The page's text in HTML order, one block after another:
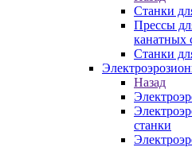
Станки
Прессы
канатных
Станки
Назад
станки